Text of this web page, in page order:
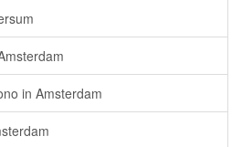
in Amsterdam